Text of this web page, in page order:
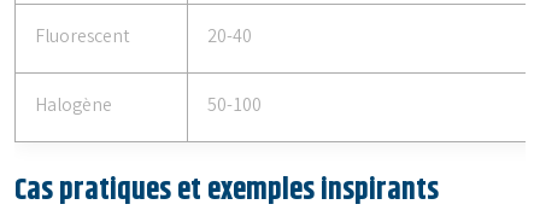
Fluorescent 20-40
Halogène 50-100
Cas pratiques et exemples inspirants